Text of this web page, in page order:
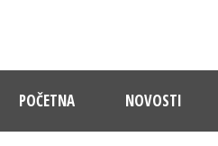
POČETNA NOVOSTI